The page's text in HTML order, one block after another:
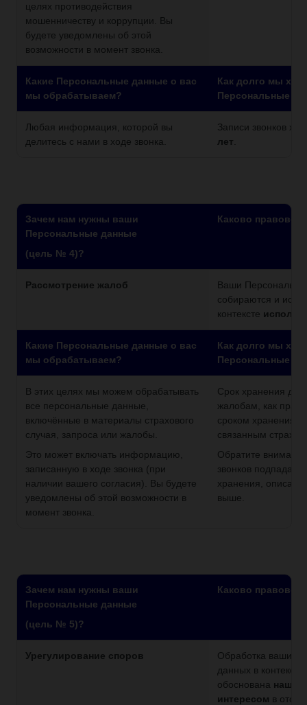
целях противодействия
мошенничеству и коррупции. Вы
будете уведомлены об этой
возможности в момент звонка.
Какие Персональные данные о вас
мы обрабатываем?
Как долго мы
Персональные
Любая информация, которой вы
делитесь с нами в ходе звонка.
Записи звонков
лет
Зачем нам нужны ваши
Персональные данные
(цель № 4)?
Каково правовое
Рассмотрение жалоб
Ваши
собираются и
контексте
Какие Персональные данные о вас
мы обрабатываем?
Как долго мы
Персональные
В этих целях мы можем обрабатывать
все персональные данные,
включённые в материалы страхового
случая, запроса или жалобы.
Это может включать информацию,
записанную в ходе звонка (при
наличии вашего согласия). Вы будете
уведомлены об этой возможности в
момент звонка.
Срок хранения
жалобам, как
сроком хранения,
связанным
Обратите
звонков
хранения,
выше.
Зачем нам нужны ваши
Персональные данные
(цель № 5)?
Каково правовое
Урегулирование споров
Обработка ваших
данных в
обоснована нашим
интересом в